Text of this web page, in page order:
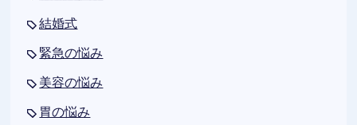
結婚式
緊急の悩み
美容の悩み
胃の悩み